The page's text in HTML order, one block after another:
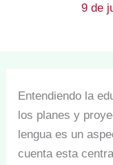
9 de
Entendiendo la
los planes y
lengua es un
cuenta esta